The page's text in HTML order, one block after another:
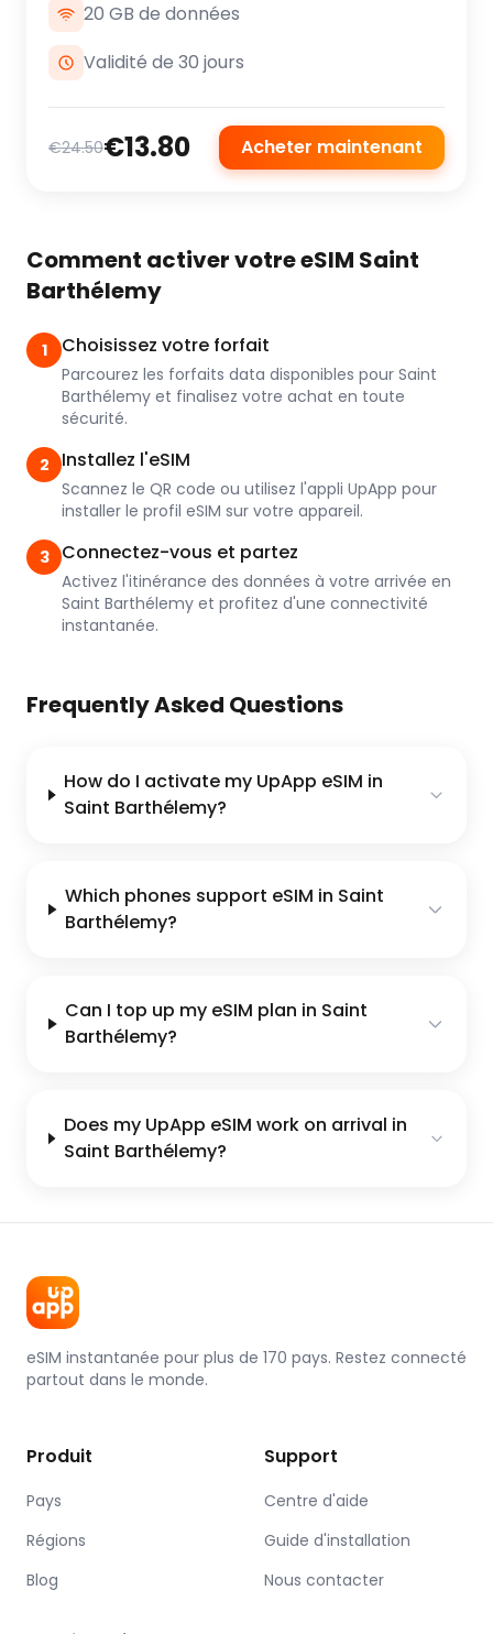
20 GB de données
Validité de 30 jours
€24.50€13.80 Acheter maintenant
Comment activer votre eSIM Saint
Barthélemy
1 Choisissez votre forfait
Parcourez les forfaits data disponibles pour Saint
Barthélemy et finalisez votre achat en toute
sécurité.
2 Installez l'eSIM
Scannez le QR code ou utilisez l'appli UpApp pour
installer le profil eSIM sur votre appareil.
3 Connectez-vous et partez
Activez l'itinérance des données à votre arrivée en
Saint Barthélemy et profitez d'une connectivité
instantanée.
Frequently Asked Questions
How do I activate my UpApp eSIM in
Saint Barthélemy?
Which phones support eSIM in Saint
Barthélemy?
Can I top up my eSIM plan in Saint
Barthélemy?
Does my UpApp eSIM work on arrival in
Saint Barthélemy?
eSIM instantanée pour plus de 170 pays. Restez connecté
partout dans le monde.
Produit
Pays
Régions
Blog
Support
Centre d'aide
Guide d'installation
Nous contacter